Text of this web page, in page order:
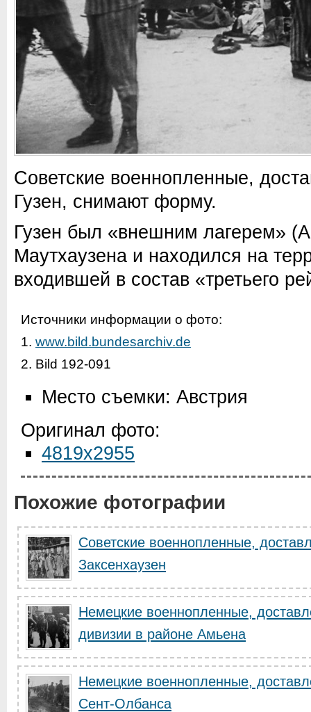
Советские военнопленные,
Гузен, снимают форму.
Гузен был «внешним лагерем»
Маутхаузена и находился на
входившей в состав «третьего
Источники информации о фото:
1. www.bild.bundesarchiv.de
2. Bild 192-091
Место съемки: Австрия
Оригинал фото:
4819x2955
Похожие фотографии
Советские военнопленные,
Заксенхаузен
Немецкие военнопленные,
дивизии в районе Амьена
Немецкие военнопленные,
Сент-Олбанса